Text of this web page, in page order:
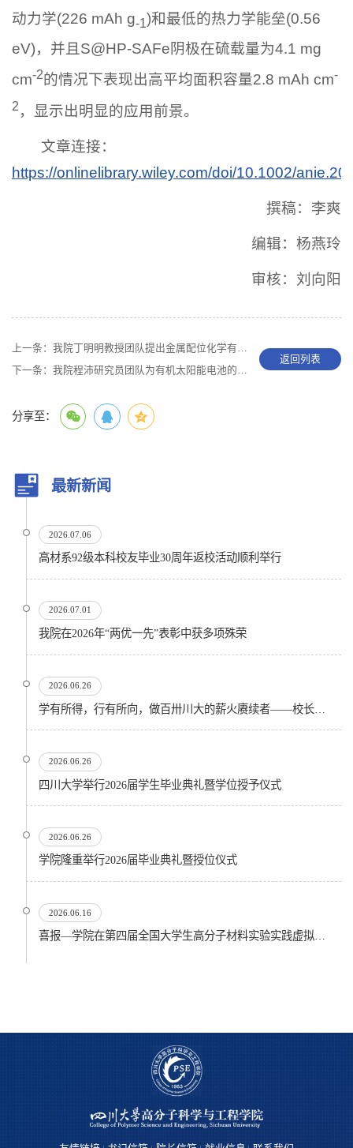
动力学(226 mAh g-1)和最低的热力学能垒(0.56
eV)，并且S@HP-SAFe阴极在硫载量为4.1 mg
cm-2的情况下表现出高平均面积容量2.8 mAh cm-
2 ，显示出明显的应用前景。
文章连接：
https://onlinelibrary.wiley.com/doi/10.1002/
撰稿：李爽
编辑：杨燕玲
审核：刘向阳
上一条： 我院丁明明教授团队提出金属配位化学有序调控高分子构象新策略
下一条： 我院程沛研究员团队为有机太阳能电池的拓展性应用和产业化提供新思路
返回列表
分享至：
最新新闻
2026.07.06
高材系92级本科校友毕业30周年返校活动顺利举行
2026.07.01
我院在2026年“两优一先”表彰中获多项殊荣
2026.06.26
2026.06.26
四川大学举行2026届学生毕业典礼暨学位授予仪式
2026.06.26
​学院隆重举行2026届毕业典礼暨授位仪式
2026.06.16